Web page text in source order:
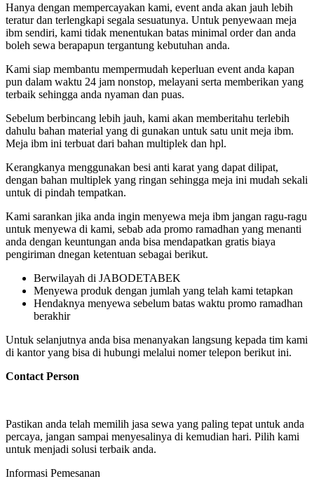
Hanya dengan mempercayakan kami, event anda akan jauh lebih
teratur dan terlengkapi segala sesuatunya. Untuk penyewaan meja
ibm sendiri, kami tidak menentukan batas minimal order dan anda
boleh sewa berapapun tergantung kebutuhan anda.
Kami siap membantu mempermudah keperluan event anda kapan
pun dalam waktu 24 jam nonstop, melayani serta memberikan yang
terbaik sehingga anda nyaman dan puas.
Sebelum berbincang lebih jauh, kami akan memberitahu terlebih
dahulu bahan material yang di gunakan untuk satu unit meja ibm.
Meja ibm ini terbuat dari bahan multiplek dan hpl.
Kerangkanya menggunakan besi anti karat yang dapat dilipat,
dengan bahan multiplek yang ringan sehingga meja ini mudah sekali
untuk di pindah tempatkan.
Kami sarankan jika anda ingin menyewa meja ibm jangan ragu-ragu
untuk menyewa di kami, sebab ada promo ramadhan yang menanti
anda dengan keuntungan anda bisa mendapatkan gratis biaya
pengiriman dnegan ketentuan sebagai berikut.
Berwilayah di JABODETABEK
Menyewa produk dengan jumlah yang telah kami tetapkan
Hendaknya menyewa sebelum batas waktu promo ramadhan
berakhir
Untuk selanjutnya anda bisa menanyakan langsung kepada tim kami
di kantor yang bisa di hubungi melalui nomer telepon berikut ini.
Contact Person
Pastikan anda telah memilih jasa sewa yang paling tepat untuk anda
percaya, jangan sampai menyesalinya di kemudian hari. Pilih kami
untuk menjadi solusi terbaik anda.
Informasi Pemesanan